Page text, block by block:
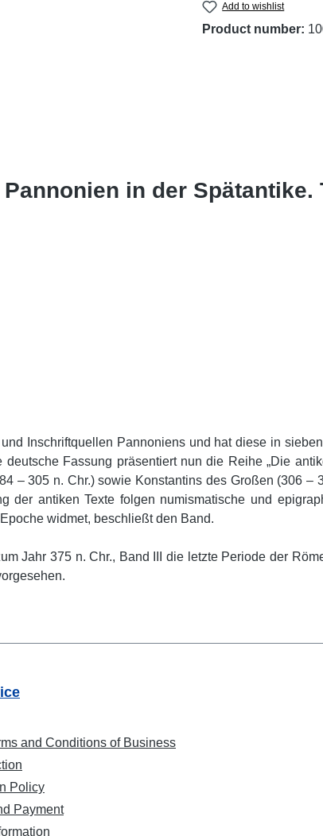
Add to wishlist
Product number:
in der Spätantike.
Inschriftquellen Pannoniens und hat diese in
Fassung präsentiert nun die Reihe „Die
– 305 n. Chr.) sowie Konstantins des Großen (306 –
der antiken Texte folgen numismatische und
widmet, beschließt den Band.
Jahr 375 n. Chr., Band III die letzte Periode der
and Conditions of Business
Policy
Payment